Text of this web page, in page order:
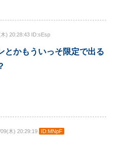
) 20:28:43 ID:sEsp
とかもういっそ限定で出る
木) 20:29:19 ID:MNpF